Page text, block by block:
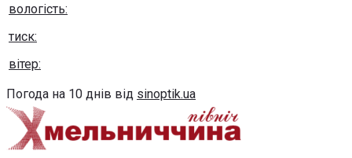
вологість:
тиск:
вітер:
Погода на 10 днів від sinoptik.ua